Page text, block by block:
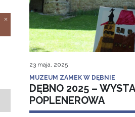
23 maja, 2025
MUZEUM ZAMEK W DĘBNIE
DĘBNO 2025 –
POPLENEROWA